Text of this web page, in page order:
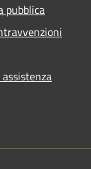
pubblica